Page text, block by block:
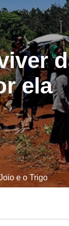
ela
e o Trigo